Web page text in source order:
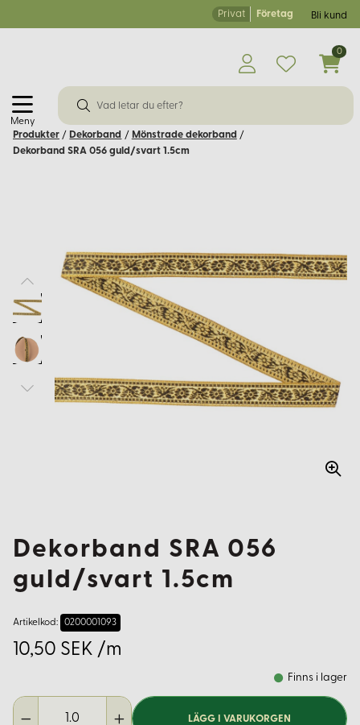
Privat Företag Bli kund
Meny
0
Produkter / Dekorband / Mönstrade dekorband /
Dekorband SRA 056 guld/svart 1.5cm
Dekorband SRA 056
guld/svart 1.5cm
Artikelkod: 0200001093
10,50 SEK /m
Finns i lager
LÄGG I VARUKORGEN